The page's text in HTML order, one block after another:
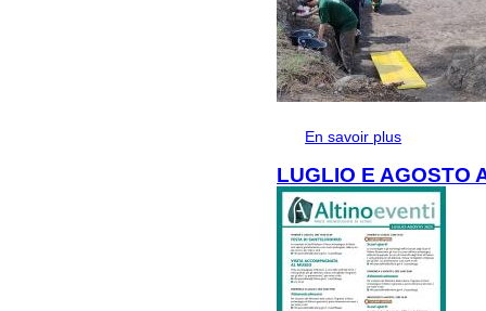
En savoir plus
LUGLIO E AGOSTO